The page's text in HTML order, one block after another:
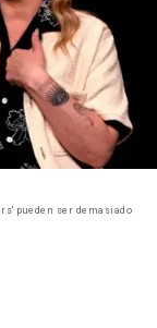
pueden ser demasiado